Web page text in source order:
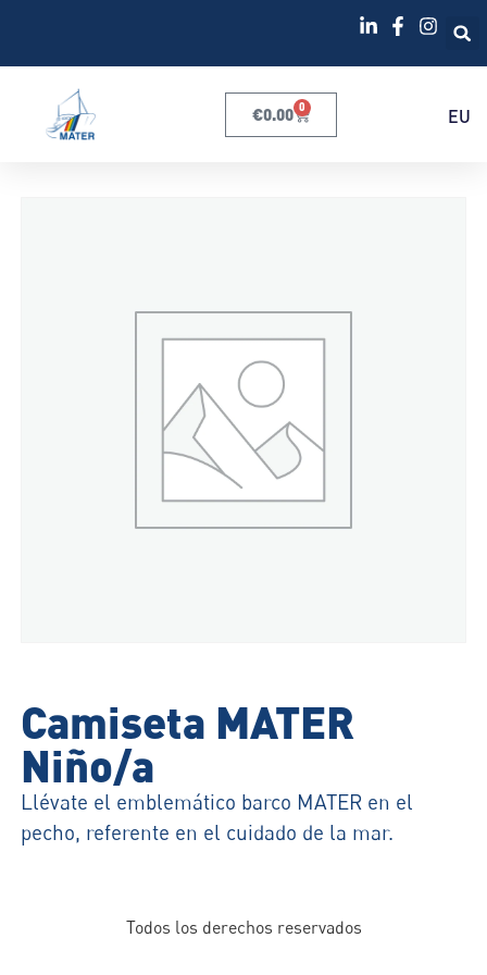
€0.00 0 EU
Camiseta MATER
Niño/a
Llévate el emblemático barco MATER en el
pecho, referente en el cuidado de la mar.
Todos los derechos reservados